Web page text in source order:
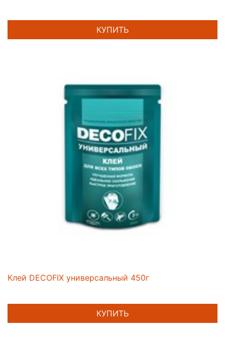
КУПИТЬ
Клей DECOFIX универсальный 450г
КУПИТЬ